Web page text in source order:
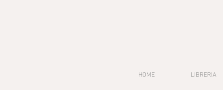
HOME LIBRERIA